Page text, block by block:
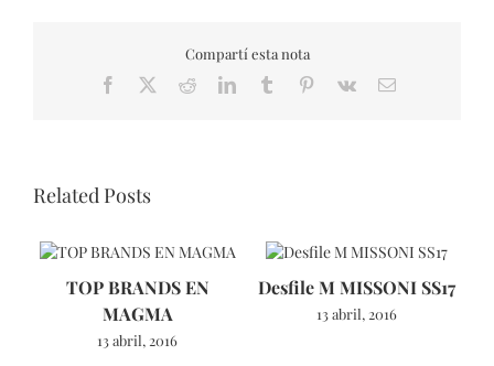
Compartí esta nota
Facebook RedditLinkedInTumblr Pinterest
Vk Email
Related Posts
TOP BRANDS EN
MAGMA
13 abril, 2016
Desfile M MISSONI SS17
13 abril, 2016